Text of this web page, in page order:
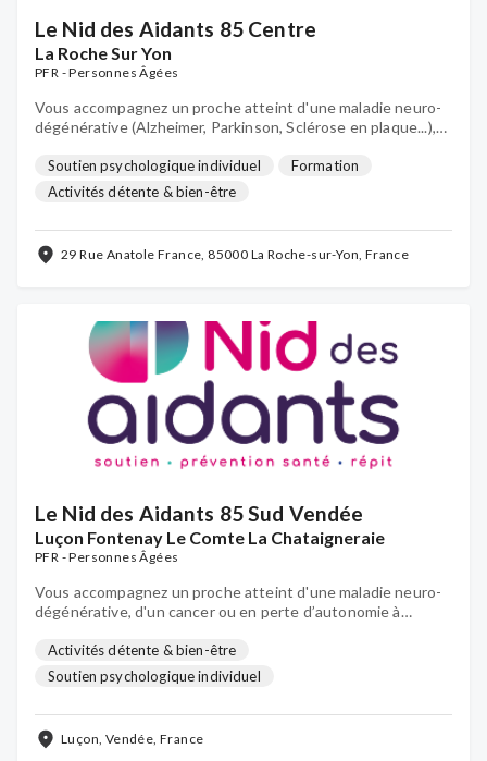
Le Nid des Aidants 85 Centre
La Roche Sur Yon
PFR - Personnes Âgées
Vous accompagnez un proche atteint d'une maladie neuro-
dégénérative (Alzheimer, Parkinson, Sclérose en plaque...),
soutenu et accompagné : c’est au Nid des Aidants !
Soutien psychologique individuel
Formation
Activités détente & bien-être
29 Rue Anatole France, 85000 La Roche-sur-Yon, France
Le Nid des Aidants 85 Sud Vendée
Luçon Fontenay Le Comte La Chataigneraie
PFR - Personnes Âgées
Vous accompagnez un proche atteint d'une maladie neuro-
dégénérative, d'un cancer ou en perte d’autonomie à
des Aidants ! Des permanences sont organisées près de
chez vous (Luçon, Fontenay le Comte, Chataigneraie)
Activités détente & bien-être
Soutien psychologique individuel
Luçon, Vendée, France